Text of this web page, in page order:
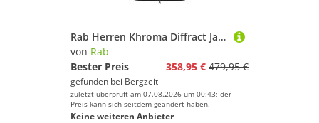
Rab Herren Khroma Diffract Jacke
von Rab
Bester Preis
358,95 € 479,95 €
gefunden bei Bergzeit
zuletzt überprüft am 07.08.2026 um 00:43; der
Preis kann sich seitdem geändert haben.
Keine weiteren Anbieter